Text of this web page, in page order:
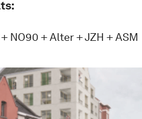
+ NO90 + Alter + JZH + ASM